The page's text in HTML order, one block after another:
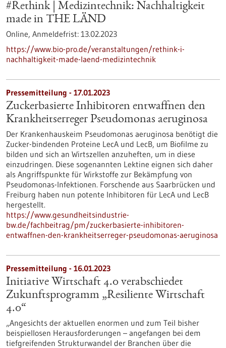
#Rethink | Medizintechnik: Nachhaltigkeit
made in THE LÄND
Online, Anmeldefrist: 13.02.2023
https://www.bio-pro.de/veranstaltungen/rethink-i-
nachhaltigkeit-made-laend-medizintechnik
Pressemitteilung - 17.01.2023
Zuckerbasierte Inhibitoren entwaffnen den
Krankheitserreger Pseudomonas aeruginosa
Der Krankenhauskeim Pseudomonas aeruginosa benötigt die
Zucker-bindenden Proteine LecA und LecB, um Biofilme zu
bilden und sich an Wirtszellen anzuheften, um in diese
einzudringen. Diese sogenannten Lektine eignen sich daher
als Angriffspunkte für Wirkstoffe zur Bekämpfung von
Pseudomonas-Infektionen. Forschende aus Saarbrücken und
Freiburg haben nun potente Inhibitoren für LecA und LecB
hergestellt.
https://www.gesundheitsindustrie-
bw.de/fachbeitrag/pm/zuckerbasierte-inhibitoren-
entwaffnen-den-krankheitserreger-pseudomonas-aeruginosa
Pressemitteilung - 16.01.2023
Initiative Wirtschaft 4.0 verabschiedet
Zukunfts­programm „Resiliente Wirtschaft
4.0“
„Angesichts der aktuellen enormen und zum Teil bisher
beispiellosen Herausforderungen – angefangen bei dem
tiefgreifenden Strukturwandel der Branchen über die